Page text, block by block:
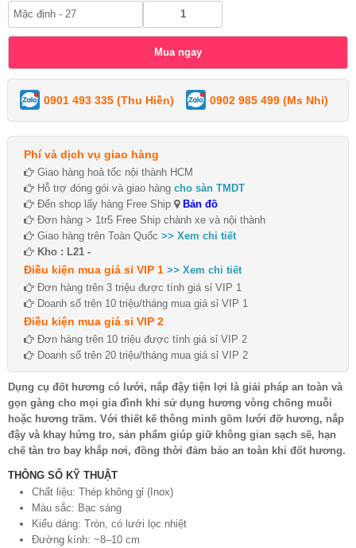
0901 493 335 (Thu Hiền) 0902 985 499 (Ms Nhi)
Phí và dịch vụ giao hàng
Giao hàng hoả tốc nội thành HCM
Hỗ trợ đóng gói và giao hàng cho sàn TMDT
Đến shop lấy hàng Free Ship
Bản đồ
Đơn hàng > 1tr5 Free Ship chành xe và nội thành
Giao hàng trên Toàn Quốc >> Xem chi tiết
Kho : L21 -
Điều kiện mua giá sỉ VIP 1 >> Xem chi tiết
Đơn hàng trên 3 triệu được tính giá sỉ VIP 1
Doanh số trên 10 triệu/tháng mua giá sỉ VIP 1
Điều kiện mua giá sỉ VIP 2
Đơn hàng trên 10 triệu được tính giá sỉ VIP 2
Doanh số trên 20 triệu/tháng mua giá sỉ VIP 2
Dụng cụ đốt hương có lưới, nắp đậy tiện lợi là giải pháp an toàn và
gọn gàng cho mọi gia đình khi sử dụng hương vòng chống muỗi
hoặc hương trầm. Với thiết kế thông minh gồm lưới đỡ hương, nắp
đậy và khay hứng tro, sản phẩm giúp giữ không gian sạch sẽ, hạn
chế tàn tro bay khắp nơi, đồng thời đảm bảo an toàn khi đốt hương.
THÔNG SỐ KỸ THUẬT
Chất liệu: Thép không gỉ (Inox)
Màu sắc: Bạc sáng
Kiểu dáng: Tròn, có lưới lọc nhiệt
Đường kính: ~8–10 cm